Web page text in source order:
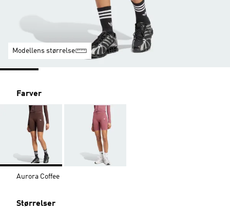
Modellens størrelse
Farver
Aurora Coffee
Størrelser